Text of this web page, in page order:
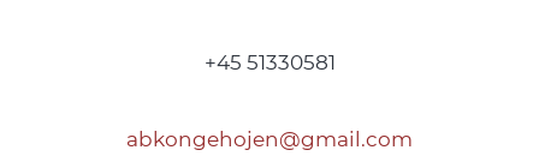
+45 51330581
abkongehojen@gmail.com